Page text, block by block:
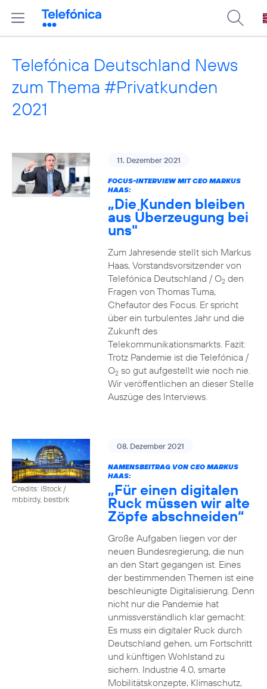
Telefónica Deutschland News
zum Thema #Privatkunden
2021
11. Dezember 2021
FOCUS-INTERVIEW MIT CEO MARKUS
HAAS:
„Die Kunden bleiben
aus Überzeugung bei
uns"
Zum Jahresende stellt sich Markus
Haas, Vorstandsvorsitzender von
Telefónica Deutschland / O2den
Fragen von Thomas Tuma,
Chefautor des Focus. Er spricht
über ein turbulentes Jahr und die
Zukunft des
Telekommunikationsmarkts. Fazit:
Trotz Pandemie ist die Telefónica /
O2so gut aufgestellt wie noch nie.
Wir veröffentlichen an dieser Stelle
Auszüge des Interviews.
Credits: iStock /
mbbirdy, bestbrk
08. Dezember 2021
NAMENSBEITRAG VON CEO MARKUS
HAAS:
„Für einen digitalen
Ruck müssen wir alte
Zöpfe abschneiden“
Große Aufgaben liegen vor der
neuen Bundesregierung, die nun
an den Start gegangen ist. Eines
der bestimmenden Themen ist eine
beschleunigte Digitalisierung. Denn
nicht nur die Pandemie hat
unmissverständlich klar gemacht:
Es muss ein digitaler Ruck durch
Deutschland gehen, um Fortschritt
und künftigen Wohlstand zu
sichern. Industrie 4.0, smarte
Mobilitätskonzepte, Klimaschutz,